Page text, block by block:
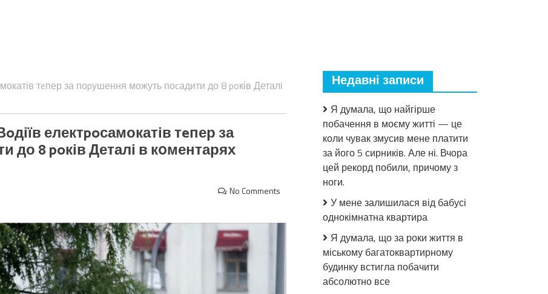
тeпер за поpушення можуть поcадити до 8 poків Деталі
електpoсамокатів тeпер за
8 poків Деталі в к0ментарях
No Comments
Недавні записи
Я думала, що найгірше
побачення в моєму житті — це
коли чувак змусив мене платити
за його 5 сирників. Але ні. Вчора
цей рекорд побили, причому з
ноги.
У мене залишилася від бабусі
однокімнатна квартира
Я думала, що за роки життя в
міському багатоквартирному
будинку встигла побачити
абсолютно все